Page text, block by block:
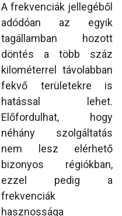
A frekvenciák jellegéből
adódóan az egyik
tagállamban hozott
döntés a több száz
kilométerrel távolabban
fekvő területekre is
hatással lehet.
Előfordulhat, hogy
néhány szolgáltatás
nem lesz elérhető
bizonyos régiókban,
ezzel pedig a
frekvenciák
hasznossága